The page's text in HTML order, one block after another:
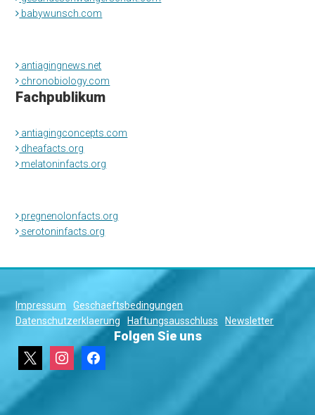
babywunsch.com
antiagingnews.net
chronobiology.com
Fachpublikum
antiagingconcepts.com
dheafacts.org
melatoninfacts.org
pregnenolonfacts.org
serotoninfacts.org
Impressum
Geschaeftsbedingungen
Datenschutzerklaerung
Haftungsausschluss Newsletter
Folgen Sie uns
instagramfacebook